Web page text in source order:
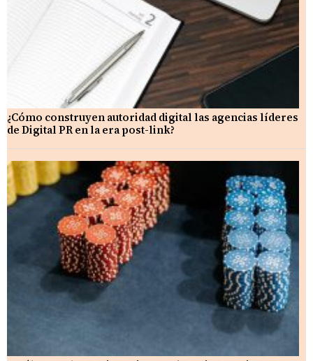
¿Cómo construyen autoridad digital las agencias líderes
de Digital PR en la era post-link?